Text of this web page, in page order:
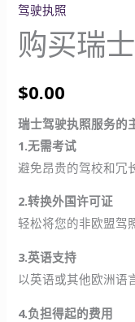
驾驶执照
购买瑞
$0.00
瑞士驾驶执照服务的
1.无需考试
避免昂贵的驾校和冗
2.转换外国许可证
轻松将您的非欧盟驾
3.英语支持
以英语或其他欧洲语
4.负担得起的费用